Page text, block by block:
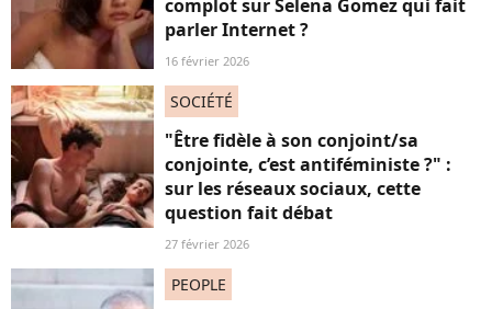
complot sur Selena Gomez qui fait
parler Internet ?
16 février 2026
SOCIÉTÉ
"Être fidèle à son conjoint/sa
conjointe, c’est antiféministe ?" :
sur les réseaux sociaux, cette
question fait débat
27 février 2026
PEOPLE